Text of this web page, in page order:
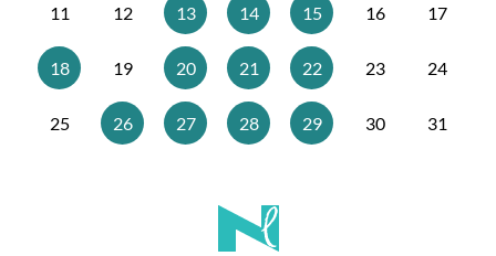
11 12 13 14 15 16 17
18 19 20 21 22 23 24
25 26 27 28 29 30 31